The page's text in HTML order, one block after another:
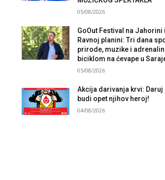
05/08/2026
GoOut Festival na Jahorini i
Ravnoj planini: Tri dana
prirode, muzike i
biciklom na ćevape u
05/08/2026
Akcija darivanja krvi: Daruj
budi opet njihov heroj!
04/08/2026